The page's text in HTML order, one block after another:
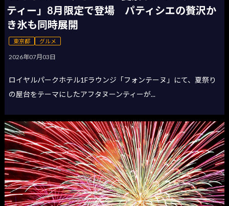
ティー」8月限定で登場 パティシエの贅沢か
き氷も同時展開
東京都 グルメ
2026年07月03日
ロイヤルパークホテル1Fラウンジ「フォンテーヌ」にて、夏祭り
の屋台をテーマにしたアフタヌーンティーが...